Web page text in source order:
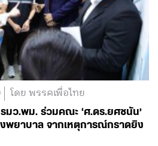
โดย พรรคเพื่อไทย
มว.พม. ร่วมคณะ ‘ศ.ดร.ยศชนัน’
พยาบาล จากเหตุการณ์กราดยิง